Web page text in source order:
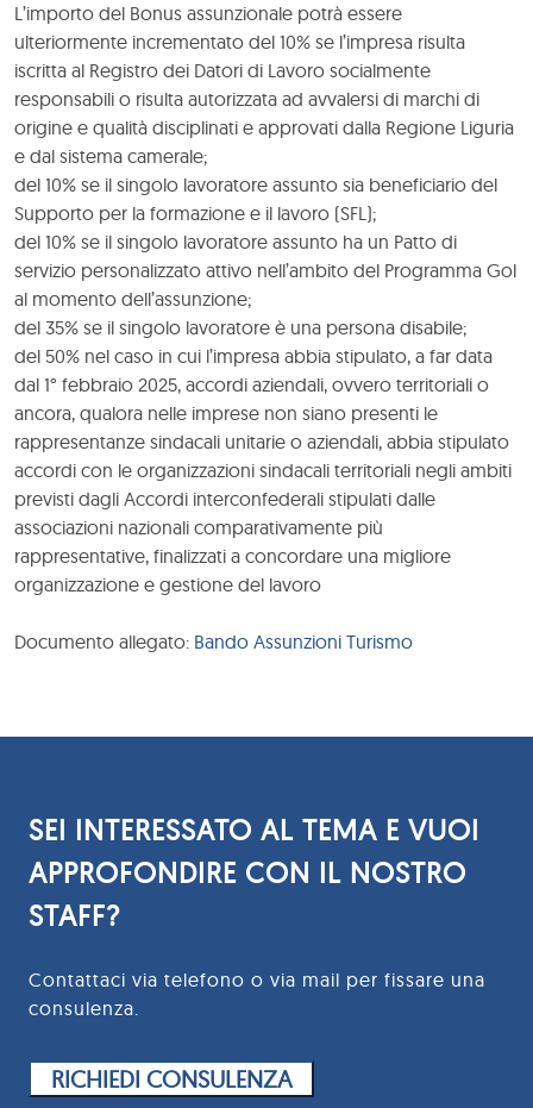
L’importo del Bonus assunzionale potrà essere
ulteriormente incrementato del 10% se l’impresa risulta
iscritta al Registro dei Datori di Lavoro socialmente
responsabili o risulta autorizzata ad avvalersi di marchi di
origine e qualità disciplinati e approvati dalla Regione Liguria
e dal sistema camerale;
del 10% se il singolo lavoratore assunto sia beneficiario del
Supporto per la formazione e il lavoro (SFL);
del 10% se il singolo lavoratore assunto ha un Patto di
servizio personalizzato attivo nell’ambito del Programma Gol
al momento dell’assunzione;
del 35% se il singolo lavoratore è una persona disabile;
del 50% nel caso in cui l’impresa abbia stipulato, a far data
dal 1° febbraio 2025, accordi aziendali, ovvero territoriali o
ancora, qualora nelle imprese non siano presenti le
rappresentanze sindacali unitarie o aziendali, abbia stipulato
accordi con le organizzazioni sindacali territoriali negli ambiti
previsti dagli Accordi interconfederali stipulati dalle
associazioni nazionali comparativamente più
rappresentative, finalizzati a concordare una migliore
organizzazione e gestione del lavoro
Documento allegato: Bando Assunzioni Turismo
SEI INTERESSATO AL TEMA E VUOI
APPROFONDIRE CON IL NOSTRO
STAFF?
Contattaci via telefono o via mail per fissare una
consulenza.
RICHIEDI CONSULENZA